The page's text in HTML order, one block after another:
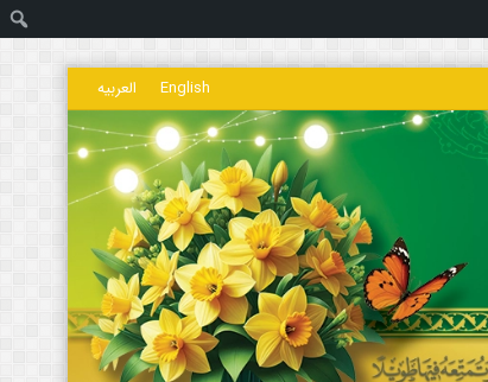
English العربیه